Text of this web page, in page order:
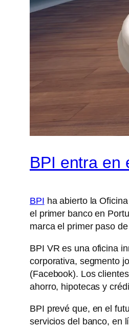
BPI entra en
BPI ha abierto la
el primer banco en
marca el primer paso
BPI VR es una oficina
corporativa, segmento
(Facebook). Los
ahorro, hipotecas y
BPI prevé que, en el
servicios del banco, en